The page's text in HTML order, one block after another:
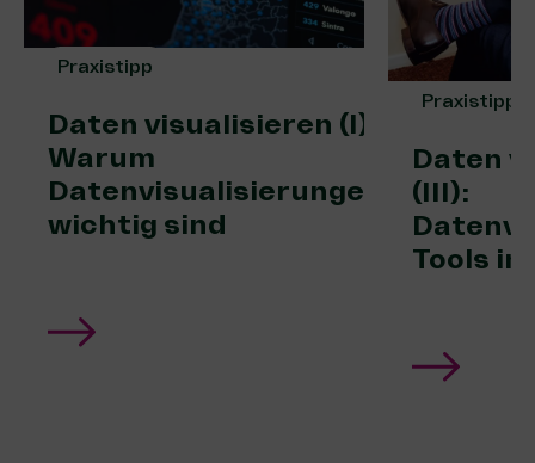
Praxistipp
Daten visualisieren (I):
Warum
Datenvisualisierungen
wichtig sind
Praxistipp
Daten
(III):
Tools